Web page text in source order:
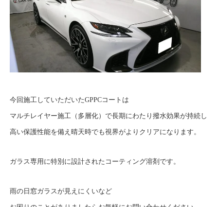
今回施工していただいたGPPCコートは
マルチレイヤー施工（多層化）で長期にわたり撥水効果が持続し
高い保護性能を備え晴天時でも視界がよりクリアになります。
ガラス専用に特別に設計されたコーティング溶剤です。
雨の日窓ガラスが見えにくいなど